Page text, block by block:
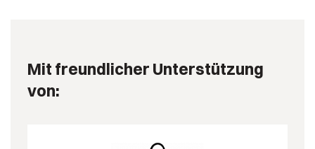
Mit freundlicher Unterstützung
von: